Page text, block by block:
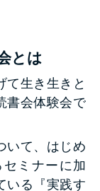
とは
て生き生きと
書会体験会で
いて、はじめ
セミナーに加
いる『実践す